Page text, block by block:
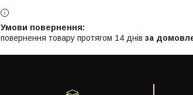
повернення товару протягом 14 днів за